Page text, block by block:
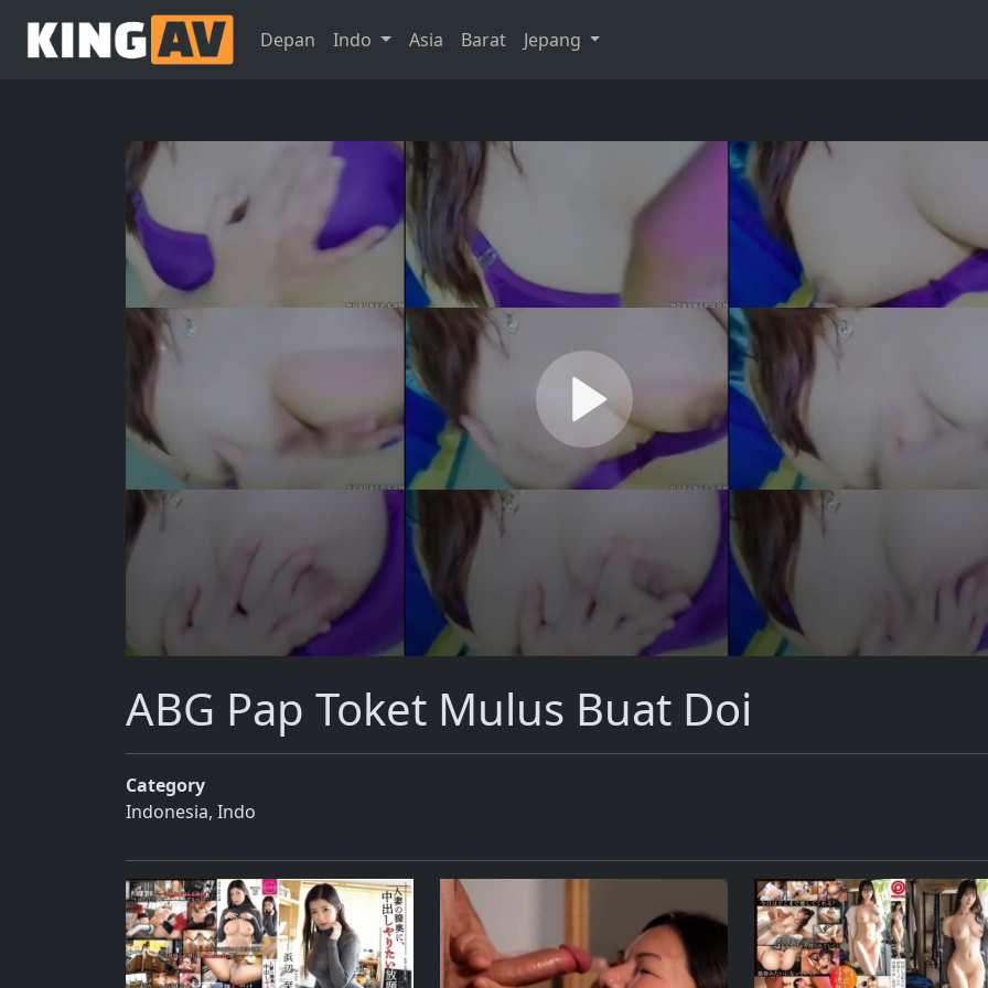
Depan Indo Asia Barat Jepang
ABG Pap Toket Mulus Buat Doi
Category
Indonesia, Indo